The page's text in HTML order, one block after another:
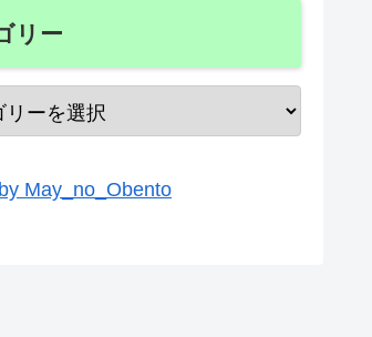
リー
May_no_Obento